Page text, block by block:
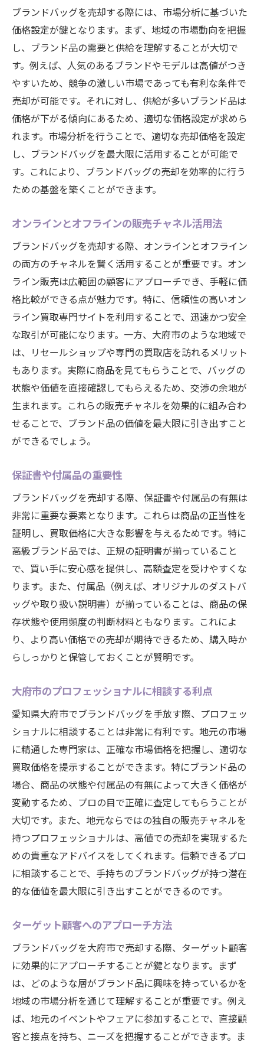
ブランドバッグを売却する際には、市場分析に基づいた
価格設定が鍵となります。まず、地域の市場動向を把握
し、ブランド品の需要と供給を理解することが大切で
す。例えば、人気のあるブランドやモデルは高値がつき
やすいため、競争の激しい市場であっても有利な条件で
売却が可能です。それに対し、供給が多いブランド品は
価格が下がる傾向にあるため、適切な価格設定が求めら
れます。市場分析を行うことで、適切な売却価格を設定
し、ブランドバッグを最大限に活用することが可能で
す。これにより、ブランドバッグの売却を効率的に行う
ための基盤を築くことができます。
オンラインとオフラインの販売チャネル活用法
ブランドバッグを売却する際、オンラインとオフライン
の両方のチャネルを賢く活用することが重要です。オン
ライン販売は広範囲の顧客にアプローチでき、手軽に価
格比較ができる点が魅力です。特に、信頼性の高いオン
ライン買取専門サイトを利用することで、迅速かつ安全
な取引が可能になります。一方、大府市のような地域で
は、リセールショップや専門の買取店を訪れるメリット
もあります。実際に商品を見てもらうことで、バッグの
状態や価値を直接確認してもらえるため、交渉の余地が
生まれます。これらの販売チャネルを効果的に組み合わ
せることで、ブランド品の価値を最大限に引き出すこと
ができるでしょう。
保証書や付属品の重要性
ブランドバッグを売却する際、保証書や付属品の有無は
非常に重要な要素となります。これらは商品の正当性を
証明し、買取価格に大きな影響を与えるためです。特に
高級ブランド品では、正規の証明書が揃っていること
で、買い手に安心感を提供し、高額査定を受けやすくな
ります。また、付属品（例えば、オリジナルのダストバ
ッグや取り扱い説明書）が揃っていることは、商品の保
存状態や使用頻度の判断材料ともなります。これによ
り、より高い価格での売却が期待できるため、購入時か
らしっかりと保管しておくことが賢明です。
大府市のプロフェッショナルに相談する利点
愛知県大府市でブランドバッグを手放す際、プロフェッ
ショナルに相談することは非常に有利です。地元の市場
に精通した専門家は、正確な市場価格を把握し、適切な
買取価格を提示することができます。特にブランド品の
場合、商品の状態や付属品の有無によって大きく価格が
変動するため、プロの目で正確に査定してもらうことが
大切です。また、地元ならではの独自の販売チャネルを
持つプロフェッショナルは、高値での売却を実現するた
めの貴重なアドバイスをしてくれます。信頼できるプロ
に相談することで、手持ちのブランドバッグが持つ潜在
的な価値を最大限に引き出すことができるのです。
ターゲット顧客へのアプローチ方法
ブランドバッグを大府市で売却する際、ターゲット顧客
に効果的にアプローチすることが鍵となります。まず
は、どのような層がブランド品に興味を持っているかを
地域の市場分析を通じて理解することが重要です。例え
ば、地元のイベントやフェアに参加することで、直接顧
客と接点を持ち、ニーズを把握することができます。ま